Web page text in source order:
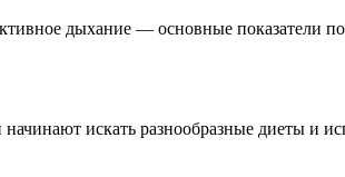
дыхание — основные показатели
искать разнообразные диеты и